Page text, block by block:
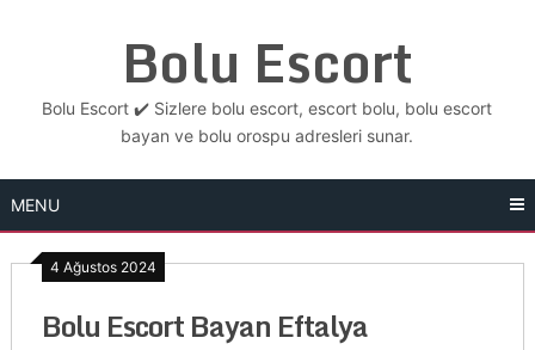
Bolu Escort
Bolu Escort ✔️ Sizlere bolu escort, escort bolu, bolu escort
bayan ve bolu orospu adresleri sunar.
MENU
4 Ağustos 2024
Bolu Escort Bayan Eftalya